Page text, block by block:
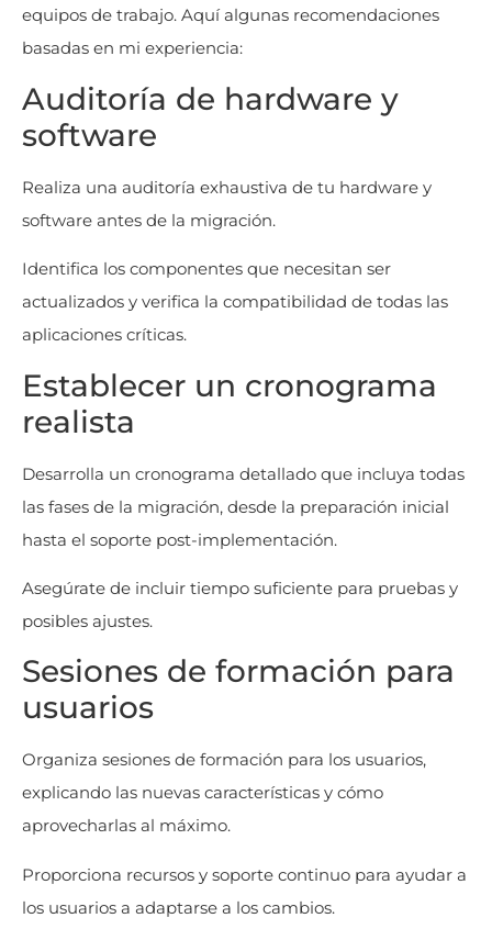
equipos de trabajo. Aquí algunas recomendaciones
basadas en mi experiencia:
Auditoría de hardware y
software
Realiza una auditoría exhaustiva de tu hardware y
software antes de la migración.
Identifica los componentes que necesitan ser
actualizados y verifica la compatibilidad de todas las
aplicaciones críticas.
Establecer un cronograma
realista
Desarrolla un cronograma detallado que incluya todas
las fases de la migración, desde la preparación inicial
hasta el soporte post-implementación.
Asegúrate de incluir tiempo suficiente para pruebas y
posibles ajustes.
Sesiones de formación para
usuarios
Organiza sesiones de formación para los usuarios,
explicando las nuevas características y cómo
aprovecharlas al máximo.
Proporciona recursos y soporte continuo para ayudar a
los usuarios a adaptarse a los cambios.